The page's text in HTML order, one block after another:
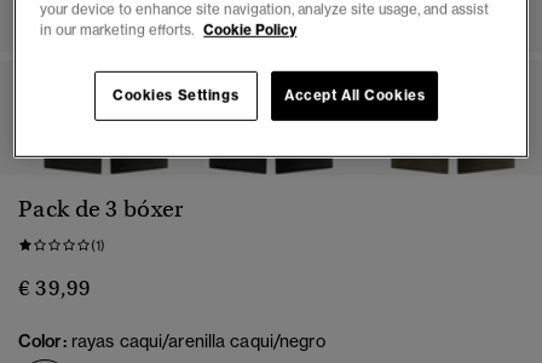
2 3 5 6 7
Pack de 3 bóxer
(1)
€ 39,99
Color: rayas caqui/arenilla caqui/negro
your device to enhance site navigation, analyze site usage, and assist
in our marketing efforts. Cookie Policy
Accept All Cookies
Cookies Settings